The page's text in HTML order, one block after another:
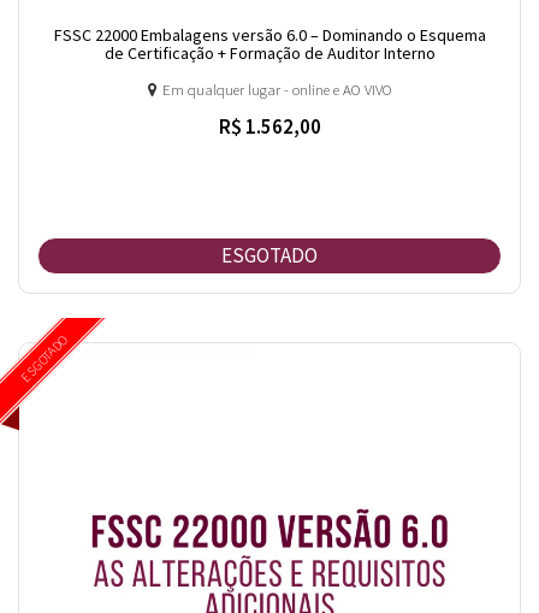
FSSC 22000 Embalagens versão 6.0 – Dominando o Esquema
de Certificação + Formação de Auditor Interno
Em qualquer lugar - online e AO VIVO
R$ 1.562,00
ESGOTADO
ESGOTADO